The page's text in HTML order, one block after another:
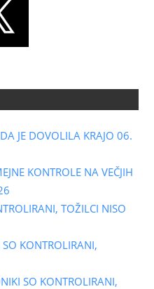
JE DOVOLILA KRAJO 06.
KONTROLE NA VEČJIH
TOŽILCI NISO
KONTROLIRANI,
SO KONTROLIRANI,